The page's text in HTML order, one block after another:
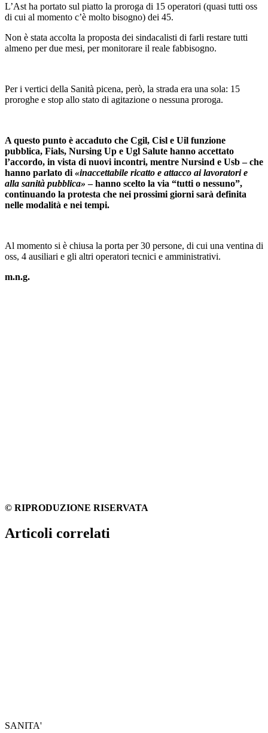
L’Ast ha portato sul piatto la proroga di 15 operatori (quasi tutti oss
di cui al momento c’è molto bisogno) dei 45.
Non è stata accolta la proposta dei sindacalisti di farli restare tutti
almeno per due mesi, per monitorare il reale fabbisogno.
Per i vertici della Sanità picena, però, la strada era una sola: 15
proroghe e stop allo stato di agitazione o nessuna proroga.
A questo punto è accaduto che Cgil, Cisl e Uil funzione
pubblica, Fials, Nursing Up e Ugl Salute hanno accettato
l’accordo, in vista di nuovi incontri, mentre Nursind e Usb – che
hanno parlato di «inaccettabile ricatto e attacco ai lavoratori e
alla sanità pubblica» – hanno scelto la via “tutti o nessuno”,
continuando la protesta che nei prossimi giorni sarà definita
nelle modalità e nei tempi.
Al momento si è chiusa la porta per 30 persone, di cui una ventina di
oss, 4 ausiliari e gli altri operatori tecnici e amministrativi.
m.n.g.
© RIPRODUZIONE RISERVATA
Articoli correlati
SANITA'